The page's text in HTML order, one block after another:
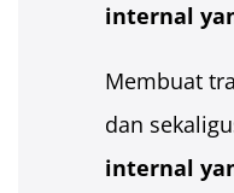
internal
Membuat
dan
internal